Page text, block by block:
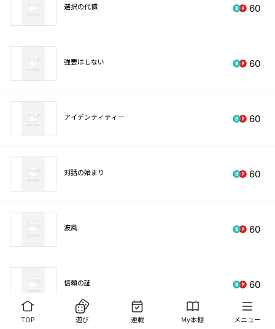
選択の代償 60
強要はしない 60
アイデンティティー 60
対話の始まり 60
波風 60
信頼の証 60
TOP 遊び 連載 My本棚 メニュー